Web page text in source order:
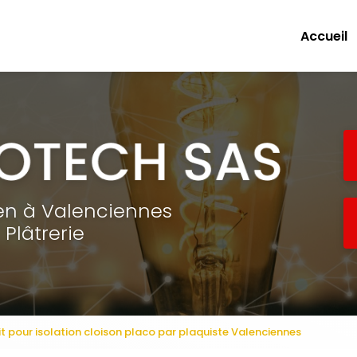
Accueil
à Valenciennes
Plâtrerie
pour isolation cloison placo par plaquiste Valenciennes